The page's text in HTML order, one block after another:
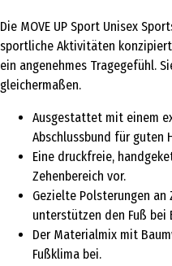
Die MOVE UP Sport Unisex
sportliche Aktivitäten
ein angenehmes Tragegefühl.
gleichermaßen.
Ausgestattet mit einem
Abschlussbund für guten
Eine druckfreie,
Zehenbereich vor.
Gezielte Polsterungen an
unterstützen den Fuß bei
Der Materialmix mit
Fußklima bei.